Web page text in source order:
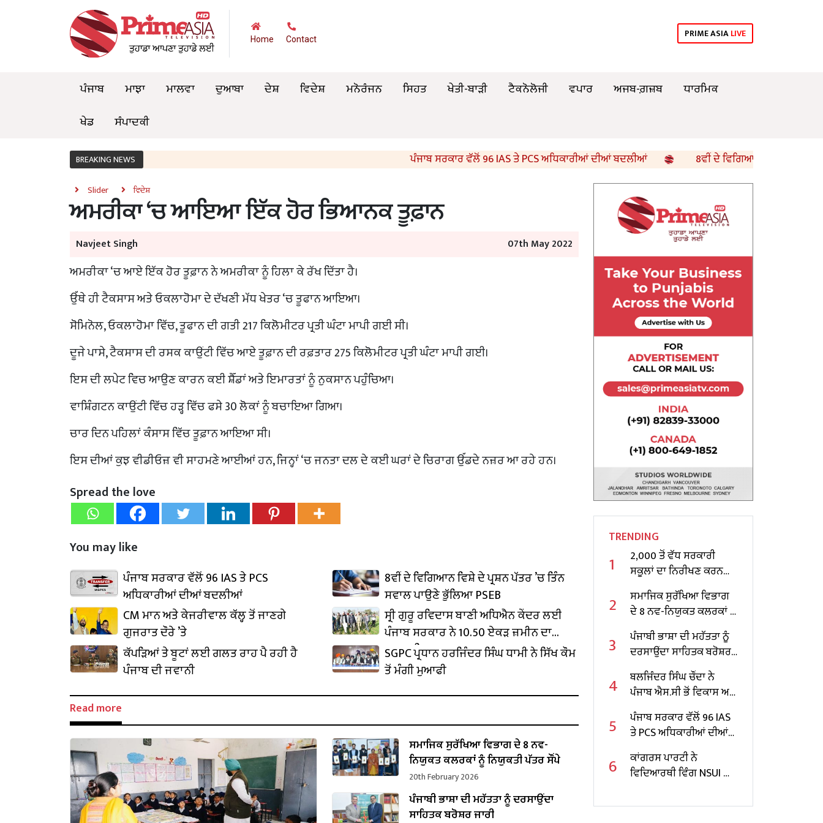
Home Contact PRIME ASIALIVE
ਪੰਜਾਬ ਮਾਝਾ ਮਾਲਵਾ ਦੁਆਬਾ ਦੇਸ਼ ਵਿਦੇਸ਼ ਮਨੋਰੰਜਨ ਸਿਹਤ ਖੇਤੀ-ਬਾੜੀ ਟੈਕਨੋਲੋਜੀ ਵਪਾਰ ਅਜਬ-ਗ਼ਜ਼ਬ
ਧਾਰਮਿਕ
ਖੇਡ
ਸੰਪਾਦਕੀ
BREAKING NEWS ਪੰਜਾਬ ਸਰਕਾਰ ਵੱਲੋਂ 96 IAS ਤੇ PCS ਅਧਿਕਾਰੀਆਂ ਦੀਆਂ ਬਦਲੀਆਂ 8ਵੀਂ ਦੇ ਵਿਗਿਆਨ ਵਿਸ਼ੇ ਦੇ ਪ੍ਰਸ਼ਨ ਪੱਤਰ
Slider ਵਿਦੇਸ਼
ਅਮਰੀਕਾ ‘ਚ ਆਇਆ ਇੱਕ ਹੋਰ ਭਿਆਨਕ ਤੂਫ਼ਾਨ
Navjeet Singh 07th May 2022
ਅਮਰੀਕਾ ‘ਚ ਆਏ ਇੱਕ ਹੋਰ ਤੂਫ਼ਾਨ ਨੇ ਅਮਰੀਕਾ ਨੂੰ ਹਿਲਾ ਕੇ ਰੱਖ ਦਿੱਤਾ ਹੈ।
ਉੱਥੇ ਹੀ ਟੈਕਸਾਸ ਅਤੇ ਓਕਲਾਹੋਮਾ ਦੇ ਦੱਖਣੀ ਮੱਧ ਖੇਤਰ ‘ਚ ਤੂਫਾਨ ਆਇਆ।
ਸੋਮਿਨੋਲ, ਓਕਲਾਹੋਮਾ ਵਿੱਚ, ਤੂਫਾਨ ਦੀ ਗਤੀ 217 ਕਿਲੋਮੀਟਰ ਪ੍ਰਤੀ ਘੰਟਾ ਮਾਪੀ ਗਈ ਸੀ।
ਦੂਜੇ ਪਾਸੇ, ਟੈਕਸਾਸ ਦੀ ਰਸਕ ਕਾਉਂਟੀ ਵਿੱਚ ਆਏ ਤੂਫ਼ਾਨ ਦੀ ਰਫ਼ਤਾਰ 275 ਕਿਲੋਮੀਟਰ ਪ੍ਰਤੀ ਘੰਟਾ ਮਾਪੀ ਗਈ।
ਇਸ ਦੀ ਲਪੇਟ ਵਿਚ ਆਉਣ ਕਾਰਨ ਕਈ ਸ਼ੈੱਡਾਂ ਅਤੇ ਇਮਾਰਤਾਂ ਨੂੰ ਨੁਕਸਾਨ ਪਹੁੰਚਿਆ।
ਵਾਸ਼ਿੰਗਟਨ ਕਾਉਂਟੀ ਵਿੱਚ ਹੜ੍ਹ ਵਿੱਚ ਫਸੇ 30 ਲੋਕਾਂ ਨੂੰ ਬਚਾਇਆ ਗਿਆ।
ਚਾਰ ਦਿਨ ਪਹਿਲਾਂ ਕੰਸਾਸ ਵਿੱਚ ਤੂਫ਼ਾਨ ਆਇਆ ਸੀ।
ਇਸ ਦੀਆਂ ਕੁਝ ਵੀਡੀਓਜ਼ ਵੀ ਸਾਹਮਣੇ ਆਈਆਂ ਹਨ, ਜਿਨ੍ਹਾਂ ‘ਚ ਜਨਤਾ ਦਲ ਦੇ ਕਈ ਘਰਾਂ ਦੇ ਚਿਰਾਗ ਉੱਡਦੇ ਨਜ਼ਰ ਆ ਰਹੇ ਹਨ।
Spread the love
You may like
ਪੰਜਾਬ ਸਰਕਾਰ ਵੱਲੋਂ 96 IAS ਤੇ PCS
ਅਧਿਕਾਰੀਆਂ ਦੀਆਂ ਬਦਲੀਆਂ
8ਵੀਂ ਦੇ ਵਿਗਿਆਨ ਵਿਸ਼ੇ ਦੇ ਪ੍ਰਸ਼ਨ ਪੱਤਰ ’ਚ ਤਿੰਨ
ਸਵਾਲ ਪਾਉਣੇ ਭੁੱਲਿਆ PSEB
CM ਮਾਨ ਅਤੇ ਕੇਜਰੀਵਾਲ ਕੱਲ੍ਹ ਤੋਂ ਜਾਣਗੇ
ਗੁਜਰਾਤ ਦੌਰੇ ’ਤੇ
ਸ੍ਰੀ ਗੁਰੂ ਰਵਿਦਾਸ ਬਾਣੀ ਅਧਿਐਨ ਕੇਂਦਰ ਲਈ
ਪੰਜਾਬ ਸਰਕਾਰ ਨੇ 10.50 ਏਕੜ ਜ਼ਮੀਨ ਦਾ
ਕਬਜ਼ਾ ਲਿਆ
ਕੱਪੜਿਆਂ ਤੇ ਬੂਟਾਂ ਲਈ ਗਲਤ ਰਾਹ ਪੈ ਰਹੀ ਹੈ
ਪੰਜਾਬ ਦੀ ਜਵਾਨੀ
SGPC ਪ੍ਰਧਾਨ ਹਰਜਿੰਦਰ ਸਿੰਘ ਧਾਮੀ ਨੇ ਸਿੱਖ ਕੌਮ
ਤੋਂ ਮੰਗੀ ਮੁਆਫੀ
Read more
ਸਮਾਜਿਕ ਸੁਰੱਖਿਆ ਵਿਭਾਗ ਦੇ 8 ਨਵ-
ਨਿਯੁਕਤ ਕਲਰਕਾਂ ਨੂੰ ਨਿਯੁਕਤੀ ਪੱਤਰ ਸੌਂਪੇ
20th February 2026
ਪੰਜਾਬੀ ਭਾਸ਼ਾ ਦੀ ਮਹੱਤਤਾ ਨੂੰ ਦਰਸਾਉਂਦਾ
ਸਾਹਿਤਕ ਬਰੋਸ਼ਰ ਜਾਰੀ
TRENDING
1
2,000 ਤੋਂ ਵੱਧ ਸਰਕਾਰੀ
ਸਕੂਲਾਂ ਦਾ ਨਿਰੀਖਣ ਕਰਨ
ਵਾਲੇ ਪੰਜਾਬ ਦੇ ਪਹਿਲੇ
ਸਿੱਖਿਆ ਮੰਤਰੀ ਬਣੇ ਹਰਜੋਤ
ਸਿੰਘ ਬੈਂਸ
2
ਸਮਾਜਿਕ ਸੁਰੱਖਿਆ ਵਿਭਾਗ
ਦੇ 8 ਨਵ-ਨਿਯੁਕਤ ਕਲਰਕਾਂ ਨੂੰ
ਨਿਯੁਕਤੀ ਪੱਤਰ ਸੌਂਪੇ
3
ਪੰਜਾਬੀ ਭਾਸ਼ਾ ਦੀ ਮਹੱਤਤਾ ਨੂੰ
ਦਰਸਾਉਂਦਾ ਸਾਹਿਤਕ ਬਰੋਸ਼ਰ
ਜਾਰੀ
4
ਬਲਜਿੰਦਰ ਸਿੰਘ ਚੌਂਦਾ ਨੇ
ਪੰਜਾਬ ਐਸ.ਸੀ ਭੋਂ ਵਿਕਾਸ ਅਤੇ
ਵਿੱਤ ਕਾਰਪੋਰੇਸ਼ਨ ਦੇ ਚੇਅਰਮੈਨ
ਵਜੋਂ ਸੰਭਾਲਿਆ ਕਾਰਜਭਾਰ
5
ਪੰਜਾਬ ਸਰਕਾਰ ਵੱਲੋਂ 96 IAS
ਤੇ PCS ਅਧਿਕਾਰੀਆਂ ਦੀਆਂ
ਬਦਲੀਆਂ
6
ਕਾਂਗਰਸ ਪਾਰਟੀ ਨੇ
ਵਿਦਿਆਰਥੀ ਵਿੰਗ NSUI ਦਾ